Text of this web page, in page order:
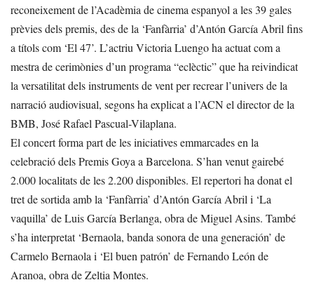
reconeixement de l’Acadèmia de cinema espanyol a les 39 gales
prèvies dels premis, des de la ‘Fanfàrria’ d’Antón García Abril fins
a títols com ‘El 47’. L’actriu Victoria Luengo ha actuat com a
mestra de cerimònies d’un programa “eclèctic” que ha reivindicat
la versatilitat dels instruments de vent per recrear l’univers de la
narració audiovisual, segons ha explicat a l’ACN el director de la
BMB, José Rafael Pascual-Vilaplana.
El concert forma part de les iniciatives emmarcades en la
celebració dels Premis Goya a Barcelona. S’han venut gairebé
2.000 localitats de les 2.200 disponibles. El repertori ha donat el
tret de sortida amb la ‘Fanfàrria’ d’Antón García Abril i ‘La
vaquilla’ de Luis García Berlanga, obra de Miguel Asins. També
s’ha interpretat ‘Bernaola, banda sonora de una generación’ de
Carmelo Bernaola i ‘El buen patrón’ de Fernando León de
Aranoa, obra de Zeltia Montes.